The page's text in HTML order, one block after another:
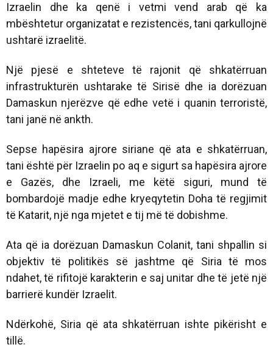
Izraelin dhe ka qenë i vetmi vend arab që ka
mbështetur organizatat e rezistencës, tani qarkullojnë
ushtarë izraelitë.
Një pjesë e shteteve të rajonit që shkatërruan
infrastrukturën ushtarake të Sirisë dhe ia dorëzuan
Damaskun njerëzve që edhe vetë i quanin terroristë,
tani janë në ankth.
Sepse hapësira ajrore siriane që ata e shkatërruan,
tani është për Izraelin po aq e sigurt sa hapësira ajrore
e Gazës, dhe Izraeli, me këtë siguri, mund të
bombardojë madje edhe kryeqytetin Doha të regjimit
të Katarit, një nga mjetet e tij më të dobishme.
Ata që ia dorëzuan Damaskun Colanit, tani shpallin si
objektiv të politikës së jashtme që Siria të mos
ndahet, të rifitojë karakterin e saj unitar dhe të jetë një
barrierë kundër Izraelit.
Ndërkohë, Siria që ata shkatërruan ishte pikërisht e
tillë.